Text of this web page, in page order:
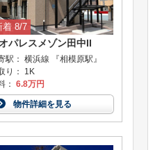
着 8/7
パレスメゾン田中II
駅： 横浜線 『相模原駅』
り： 1K
： 6.8万円
物件詳細を見る